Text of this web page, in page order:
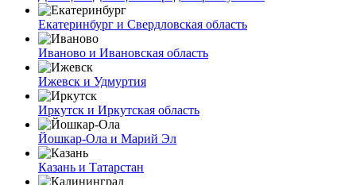
Екатеринбург и Свердловская область
Иваново и Ивановская область
Ижевск и Удмуртия
Иркутск и Иркутская область
Йошкар-Ола и Марий Эл
Казань и Татарстан